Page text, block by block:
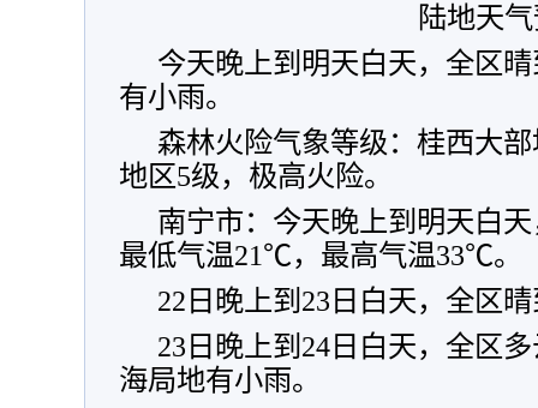
陆地天
今天晚上到明天白天，全区
有小雨。
森林火险气象等级：桂西大
地区5级，极高火险。
南宁市：今天晚上到明天白
最低气温21℃，最高气温33℃。
22日晚上到23日白天，全区
23日晚上到24日白天，全区
海局地有小雨。